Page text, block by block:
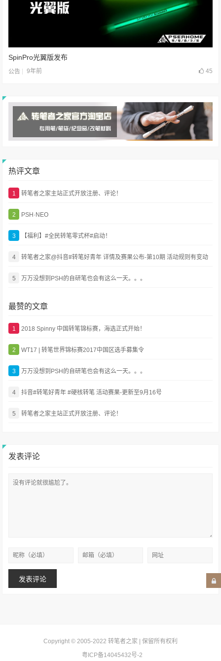
SpinPro光翼版发布
公告 9年前 45
热评文章
1 转笔者之家主站正式开放注册、评论！
2 PSH·NEO
3 【福利】#全民转笔零式杯#启动！
4 转笔者之家@抖音#转笔好青年 详情及赛果公布-第10期 活动规则有变动
5 万万没想到PSH的自研笔也会有这么一天。。。
最赞的文章
1 2018 Spinny 中国转笔锦标赛，海选正式开始！
2 WT17 | 转笔世界锦标赛2017中国区选手募集令
3 万万没想到PSH的自研笔也会有这么一天。。。
4 抖音#转笔好青年 #硬核转笔 活动赛果-更新至9月16号
5 转笔者之家主站正式开放注册、评论！
发表评论
Copyright © 2005-2022 转笔者之家 | 保留所有权利
粤ICP备14045432号-2